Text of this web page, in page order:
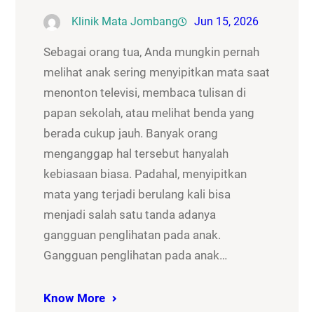
Klinik Mata Jombang Jun 15, 2026
Sebagai orang tua, Anda mungkin pernah
melihat anak sering menyipitkan mata saat
menonton televisi, membaca tulisan di
papan sekolah, atau melihat benda yang
berada cukup jauh. Banyak orang
menganggap hal tersebut hanyalah
kebiasaan biasa. Padahal, menyipitkan
mata yang terjadi berulang kali bisa
menjadi salah satu tanda adanya
gangguan penglihatan pada anak.
Gangguan penglihatan pada anak…
Know More